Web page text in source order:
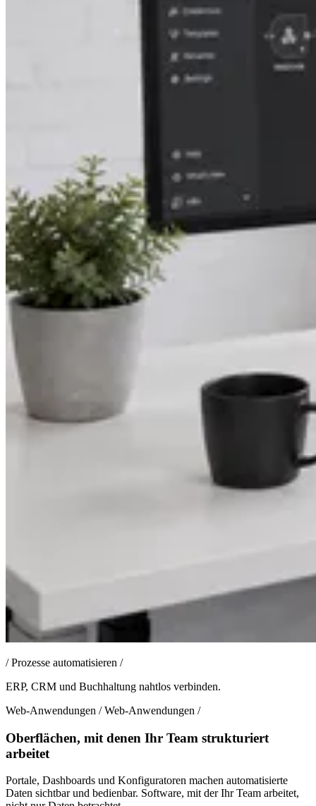
/ Prozesse automatisieren /
ERP, CRM und Buchhaltung nahtlos verbinden.
Web-Anwendungen /Web-Anwendungen /
Oberflächen, mit denen Ihr Team strukturiert
arbeitet
Portale, Dashboards und Konfiguratoren machen automatisierte
Daten sichtbar und bedienbar. Software, mit der Ihr Team arbeitet,